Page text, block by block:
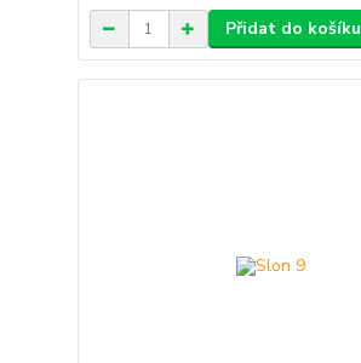
Přidat do košíku